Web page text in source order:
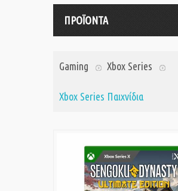
ΠΡΟΪΟΝΤΑ
Gaming Xbox Series
Xbox Series Παιχνίδια